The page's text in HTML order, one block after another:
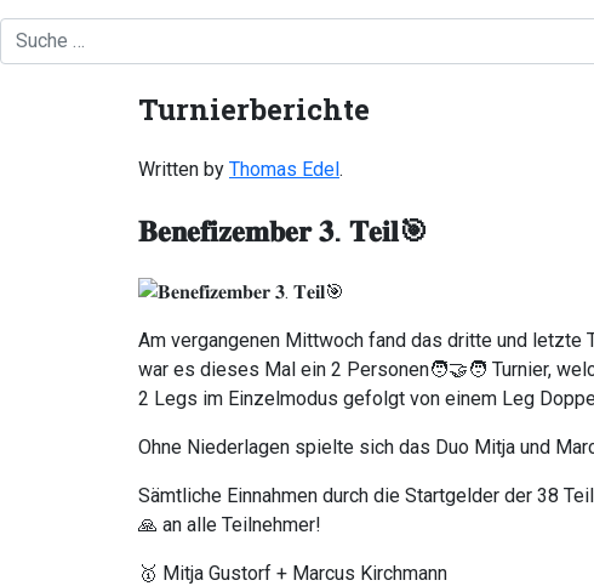
Turnierberichte
Written by Thomas Edel .
𝐁𝐞𝐧𝐞𝐟𝐢𝐳𝐞𝐦𝐛𝐞𝐫 𝟑. 𝐓𝐞𝐢𝐥🎯
Am vergangenen Mittwoch fand das dritte und letzte
war es dieses Mal ein 2 Personen🧑‍🤝‍🧑 Turnier,
2 Legs im Einzelmodus gefolgt von einem Leg
Ohne Niederlagen spielte sich das Duo Mitja und
Sämtliche Einnahmen durch die Startgelder der 38
🙏 an alle Teilnehmer!
🥇 Mitja Gustorf + Marcus Kirchmann